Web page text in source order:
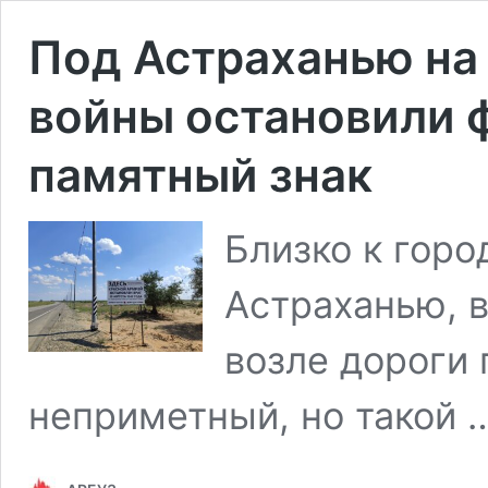
Под Астраханью
войны остановили
памятный знак
Близко к
Астраханью,
возле дороги
неприметный, но такой